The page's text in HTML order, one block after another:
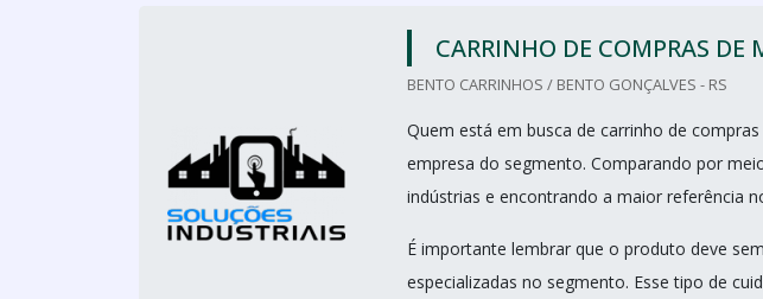
CARRINHO DE COMPRAS DE
BENTO CARRINHOS / BENTO GONÇALVES - RS
Quem está em busca de carrinho de
empresa do segmento. Comparando por
indústrias e encontrando a maior referência
É importante lembrar que o produto deve
especializadas no segmento. Esse tipo de